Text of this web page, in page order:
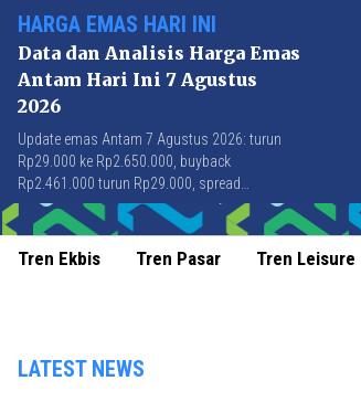
HARGA EMAS HARI INI
Data dan Analisis Harga Emas
Antam Hari Ini 7 Agustus
2026
Update emas Antam 7 Agustus 2026: turun
Rp29.000 ke Rp2.650.000, buyback
Rp2.461.000 turun Rp29.000, spread
Rp189.000 stabil di level terbaik sejak April
2026.
Tren Ekbis Tren Pasar Tren Leisure
LATEST NEWS